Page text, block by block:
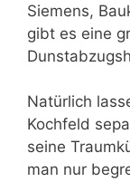
Siemens,
gibt es eine
Natürlich
Kochfeld
seine
man nur